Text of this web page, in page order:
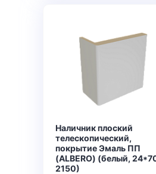
Наличник плоский
телескопический,
покрытие Эмаль ПП
(ALBERO) (белый,
2150)